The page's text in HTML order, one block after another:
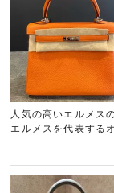
店」までご相談くだ
人気の高いエルメス
エルメスを代表する
額をご提示させてい